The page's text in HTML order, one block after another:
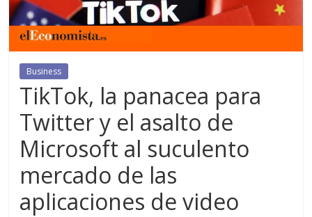
Business
TikTok, la panacea para
Twitter y el asalto de
Microsoft al suculento
mercado de las
aplicaciones de video